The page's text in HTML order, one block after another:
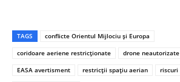
TAGS
conflicte Orientul Mijlociu și Europa
coridoare aeriene restricționate
drone
EASA avertisment
restricții spațiu aerian
riscuri